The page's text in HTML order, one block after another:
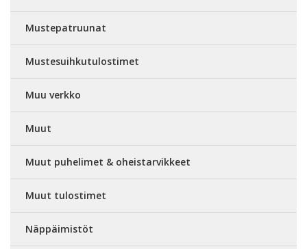
Mustepatruunat
Mustesuihkutulostimet
Muu verkko
Muut
Muut puhelimet & oheistarvikkeet
Muut tulostimet
Näppäimistöt